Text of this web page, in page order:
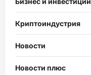
Криптоиндустрия
Новости
Новости плюс